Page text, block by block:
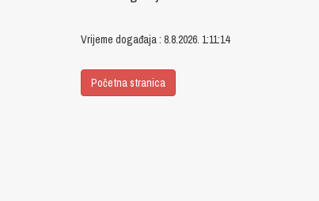
Vrijeme događaja : 8.8.2026. 1:11:14
Početna stranica